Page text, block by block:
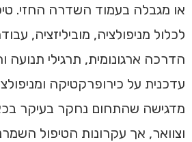
או מגבלה בעמוד השדרה החזי.
לכלול מניפולציה, מוביליזציה,
הדרכה ארגונומית, תרגילי תנועה
עדכנית על כירופרקטיקה
מדגישה שהתחום נחקר בעיקר
וצוואר, אך עקרונות הטיפול